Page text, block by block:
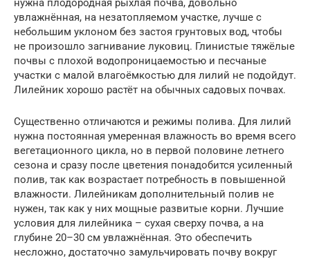
нужна плодородная рыхлая почва, довольно
увлажнённая, на незатопляемом участке, лучше с
небольшим уклоном без застоя грунтовых вод, чтобы
не произошло загнивание луковиц. Глинистые тяжёлые
почвы с плохой водопроницаемостью и песчаные
участки с малой влагоёмкостью для лилий не подойдут.
Лилейник хорошо растёт на обычных садовых почвах.
Существенно отличаются и режимы полива. Для лилий
нужна постоянная умеренная влажность во время всего
вегетационного цикла, но в первой половине летнего
сезона и сразу после цветения понадобится усиленный
полив, так как возрастает потребность в повышенной
влажности. Лилейникам дополнительный полив не
нужен, так как у них мощные развитые корни. Лучшие
условия для лилейника – сухая сверху почва, а на
глубине 20–30 см увлажнённая. Это обеспечить
несложно, достаточно замульчировать почву вокруг